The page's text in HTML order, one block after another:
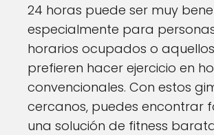
24 horas puede ser muy
especialmente para
horarios ocupados o
prefieren hacer ejercicio en
convencionales. Con estos
cercanos, puedes encontrar
una solución de fitness